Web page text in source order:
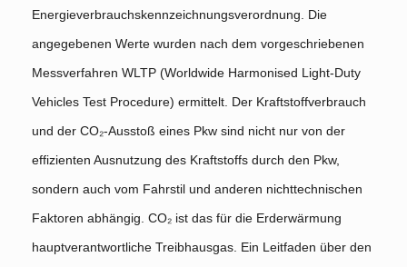
Energieverbrauchskennzeichnungsverordnung. Die
angegebenen Werte wurden nach dem vorgeschriebenen
Messverfahren WLTP (Worldwide Harmonised Light-Duty
Vehicles Test Procedure) ermittelt. Der Kraftstoffverbrauch
und der CO₂-Ausstoß eines Pkw sind nicht nur von der
effizienten Ausnutzung des Kraftstoffs durch den Pkw,
sondern auch vom Fahrstil und anderen nichttechnischen
Faktoren abhängig. CO₂ ist das für die Erderwärmung
hauptverantwortliche Treibhausgas. Ein Leitfaden über den